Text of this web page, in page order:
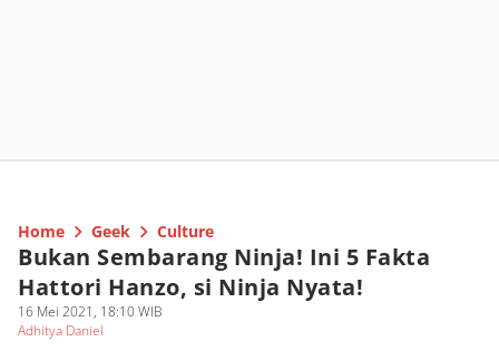
Home Geek Culture
Bukan Sembarang Ninja! Ini 5 Fakta
Hattori Hanzo, si Ninja Nyata!
16 Mei 2021, 18:10 WIB
Adhitya Daniel